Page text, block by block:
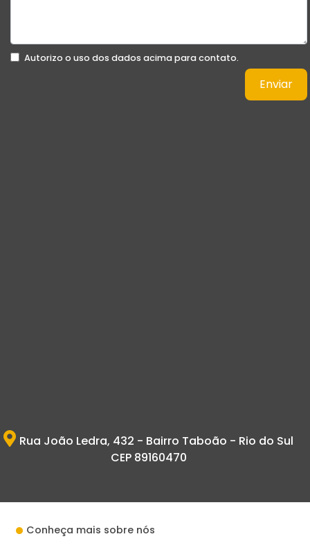
Autorizo o uso dos dados acima para contato.
Enviar
Rua João Ledra, 432 - Bairro Taboão - Rio do Sul
CEP 89160470
Conheça mais sobre nós